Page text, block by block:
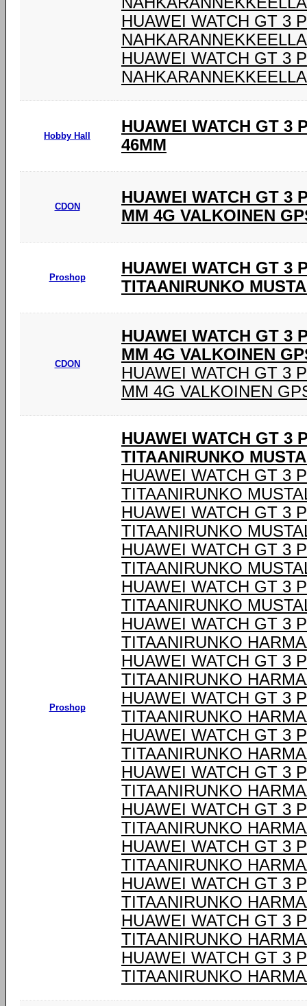
HUAWEI WATCH GT 3
NAHKARANNEKKEELLA
HUAWEI WATCH GT 3
NAHKARANNEKKEELLA
Hobby Hall
HUAWEI WATCH GT 3
46MM
CDON
HUAWEI WATCH GT 3
MM 4G VALKOINEN
Proshop
HUAWEI WATCH GT 3
TITAANIRUNKO
CDON
HUAWEI WATCH GT 3
MM 4G VALKOINEN
HUAWEI WATCH GT 3
MM 4G VALKOINEN
Proshop
HUAWEI WATCH GT 3
TITAANIRUNKO
HUAWEI WATCH GT 3
TITAANIRUNKO
HUAWEI WATCH GT 3
TITAANIRUNKO
HUAWEI WATCH GT 3
TITAANIRUNKO
HUAWEI WATCH GT 3
TITAANIRUNKO
HUAWEI WATCH GT 3
TITAANIRUNKO
HUAWEI WATCH GT 3
TITAANIRUNKO
HUAWEI WATCH GT 3
TITAANIRUNKO
HUAWEI WATCH GT 3
TITAANIRUNKO
HUAWEI WATCH GT 3
TITAANIRUNKO
HUAWEI WATCH GT 3
TITAANIRUNKO
HUAWEI WATCH GT 3
TITAANIRUNKO
HUAWEI WATCH GT 3
TITAANIRUNKO
HUAWEI WATCH GT 3
TITAANIRUNKO
HUAWEI WATCH GT 3
TITAANIRUNKO